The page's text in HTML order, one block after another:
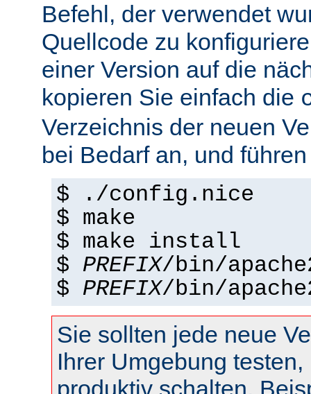
Befehl, der verwendet
Quellcode zu
einer Version auf die
kopieren Sie einfach die
Verzeichnis der neuen
bei Bedarf an, und
$ ./config.nice
$ make
$ make install
$ PREFIX/bin/
$ PREFIX/bin/
Sie sollten jede neue
Ihrer Umgebung
produktiv schalten.